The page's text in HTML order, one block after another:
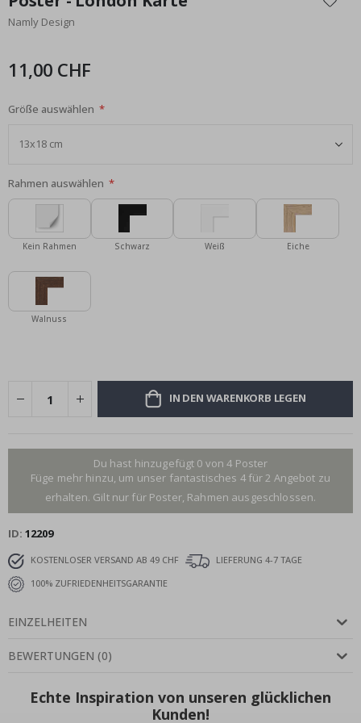
der
Bildgalerie
Namly Design
11,00 CHF
Größe auswählen
Rahmen auswählen
Kein Rahmen Schwarz Weiß Eiche
Walnuss
IN DEN WARENKORB LEGEN
Du hast hinzugefügt 0 von 4 Poster
Füge mehr hinzu, um unser fantastisches 4 für 2 Angebot zu
erhalten. Gilt nur für Poster, Rahmen ausgeschlossen.
ID 12209
KOSTENLOSER VERSAND AB 49 CHF
LIEFERUNG 4-7 TAGE
100% ZUFRIEDENHEITSGARANTIE
EINZELHEITEN
BEWERTUNGEN (0)
Echte Inspiration von unseren glücklichen
Kunden!